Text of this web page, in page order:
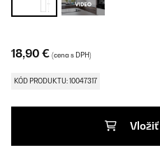
18,90 € (cena s DPH)
KÓD PRODUKTU: 10047317
Vložiť